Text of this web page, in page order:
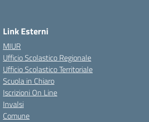
Link Esterni
MIUR
Ufficio Scolastico Regionale
Ufficio Scolastico Territoriale
Scuola in Chiaro
Iscrizioni On Line
Invalsi
Comune